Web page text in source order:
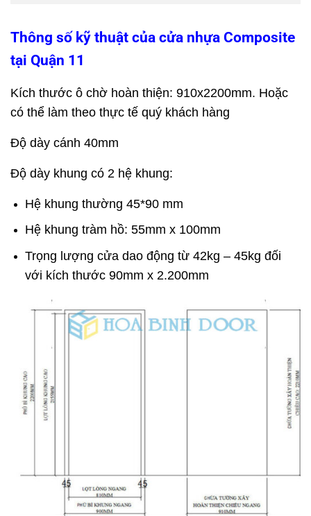
Thông số kỹ thuật của cửa nhựa Composite
tại Quận 11
Kích thước ô chờ hoàn thiện: 910x2200mm. Hoặc
có thể làm theo thực tế quý khách hàng
Độ dày cánh 40mm
Độ dày khung có 2 hệ khung:
Hệ khung thường 45*90 mm
Hệ khung tràm hồ: 55mm x 100mm
Trọng lượng cửa dao động từ 42kg – 45kg đối
với kích thước 90mm x 2.200mm